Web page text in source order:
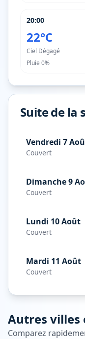
20:00
22°C
Ciel Dégagé
Pluie 0%
Suite de la
Vendredi 7
Couvert
Dimanche 9
Couvert
Lundi 10 Août
Couvert
Mardi 11 Août
Couvert
Autres villes
Comparez